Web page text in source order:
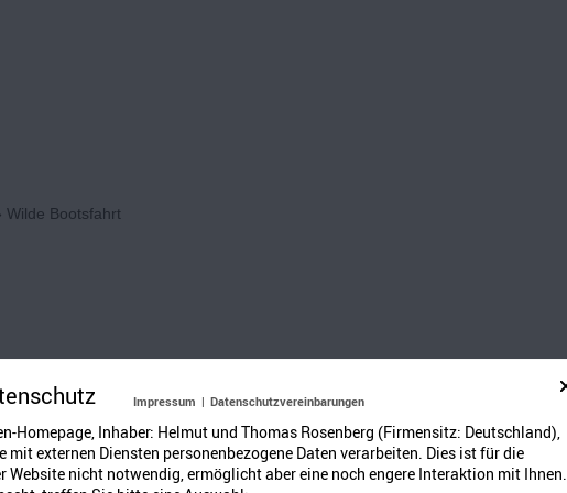
Wilde Bootsfahrt
steigt alle in den Kahn,
wir kräftig zu rudern an.
– zucke – hin und her,
ist gar nicht so schwer.
Impressum | Datenschutzvereinbarungen
Homepage, Inhaber: Helmut und Thomas Rosenberg (Firmensitz: Deutschland),
mit externen Diensten personenbezogene Daten verarbeiten. Dies ist für die
Website nicht notwendig, ermöglicht aber eine noch engere Interaktion mit Ihnen.